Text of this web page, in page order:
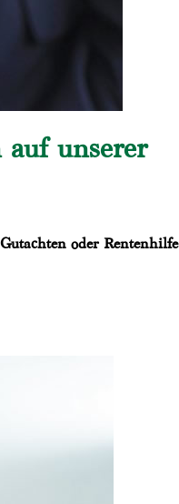
auf unserer
oder Rentenhilfe